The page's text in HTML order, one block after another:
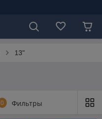
13"
0 Фильтры